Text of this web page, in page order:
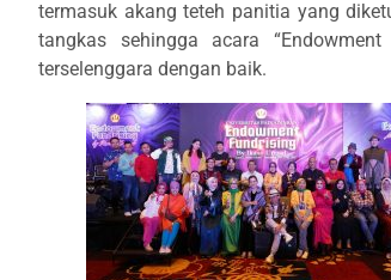
termasuk akang teteh panitia yang
tangkas sehingga acara
terselenggara dengan baik.